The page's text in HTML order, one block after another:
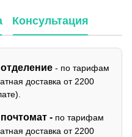
Консультация
- по тарифам
доставка от 2200
- по тарифам
доставка от 2200